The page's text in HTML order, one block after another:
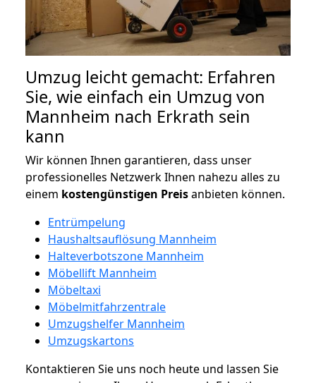
Umzug leicht gemacht: Erfahren
Sie, wie einfach ein Umzug von
Mannheim nach Erkrath sein
kann
Wir können Ihnen garantieren, dass unser
professionelles Netzwerk Ihnen nahezu alles zu
einem kostengünstigen Preisanbieten können.
Entrümpelung
Haushaltsauflösung Mannheim
Halteverbotszone Mannheim
Möbellift Mannheim
Möbeltaxi
Möbelmitfahrzentrale
Umzugshelfer Mannheim
Umzugskartons
Kontaktieren Sie uns noch heute und lassen Sie